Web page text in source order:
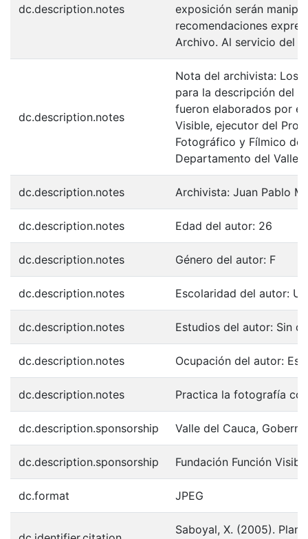
dc.description.notes
exposición serán
recomendaciones
Archivo. Al servicio del
dc.description.notes
Nota del archivista: Los
para la descripción del
fueron elaborados por el
Visible, ejecutor del
Fotográfico y Fílmico de
Departamento del Valle
dc.description.notes Archivista: Juan Pablo
dc.description.notes Edad del autor: 26
dc.description.notes Género del autor: F
dc.description.notes Escolaridad del autor:
dc.description.notes Estudios del autor: Sin
dc.description.notes Ocupación del autor:
dc.description.notes Practica la fotografía
dc.description.sponsorship Valle del Cauca,
dc.description.sponsorship Fundación Función
dc.format JPEG
Saboyal, X. (2005).